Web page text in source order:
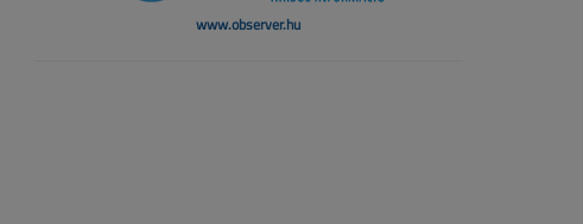
www.observer.hu